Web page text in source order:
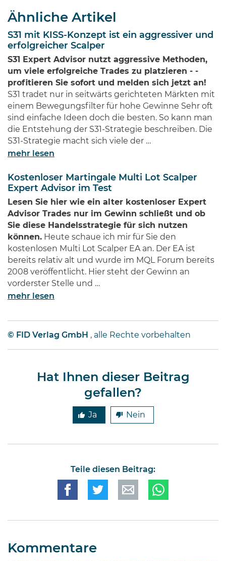
Bill Gates von Microsoft dürften
jedem Investor geläufig sein.
Diese Männer haben Imperien
erschaffen und gleichzeitig
Millionen von Anlegern auf der
ganzen Welt …
Ähnliche Artikel
S31 mit KISS-Konzept ist ein aggressiver und
erfolgreicher Scalper
S31 Expert Advisor nutzt aggressive Methoden,
um viele erfolgreiche Trades zu platzieren - -
profitieren Sie sofort und melden sich jetzt an!
S31 tradet nur in seitwärts gerichteten Märkten mit
einem Bewegungsfilter für hohe Gewinne Sehr oft
sind einfache Ideen doch die besten. So kann man
die Entstehung der S31-Strategie beschreiben. Die
S31-Strategie macht sich viele der …
mehr lesen
Kostenloser Martingale Multi Lot Scalper
Expert Advisor im Test
Lesen Sie hier wie ein alter kostenloser Expert
Advisor Trades nur im Gewinn schließt und ob
Sie diese Handelsstrategie für sich nutzen
können. Heute schaue ich mir für Sie den
kostenlosen Multi Lot Scalper EA an. Der EA ist
bereits relativ alt und wurde im MQL Forum bereits
2008 veröffentlicht. Hier steht der Gewinn an
vorderster Stelle und …
mehr lesen
© FID Verlag GmbH , alle Rechte vorbehalten
Hat Ihnen dieser Beitrag
gefallen?
Ja Nein
Teile diesen Beitrag:
Kommentare